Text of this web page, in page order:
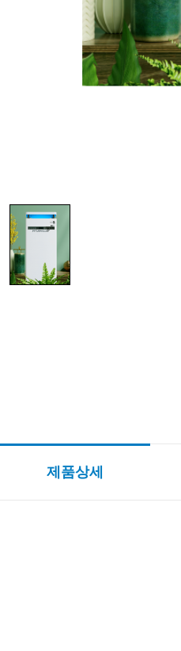
제품상세